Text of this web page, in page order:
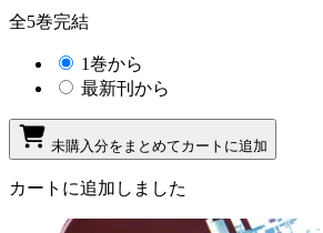
全5巻完結
1巻から
最新刊から
未購入分をまとめてカートに追加
カートに追加しました